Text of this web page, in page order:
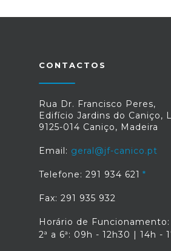
CONTACTOS
Rua Dr. Francisco Peres,
Edifício Jardins do Caniço,
9125-014 Caniço, Madeira
Email: geral@jf-canico.pt
Telefone: 291 934 621
Fax: 291 935 932
Horário de Funcionamento:
2ª a 6ª: 09h - 12h30 | 14h -